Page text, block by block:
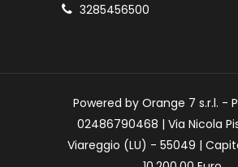
3285456500
Powered by Orange 7 s.r.l. -
02486790468 | Via Nicola
Viareggio (LU) - 55049 |